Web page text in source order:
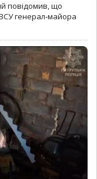
повідомив, що
генерал-майора